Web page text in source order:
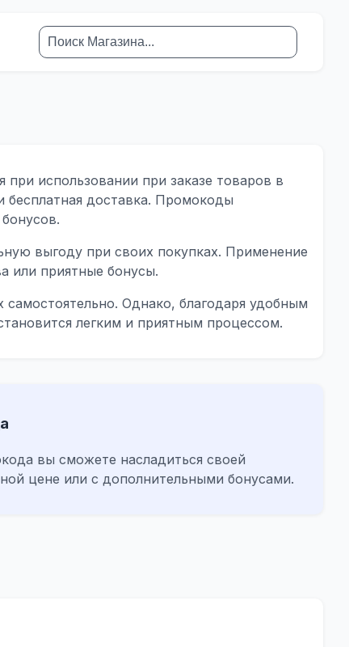
использовании при заказе товаров в
бесплатная доставка. Промокоды
выгоду при своих покупках. Применение
или приятные бонусы.
Однако, благодаря удобным
легким и приятным процессом.
вы сможете насладиться своей
цене или с дополнительными бонусами.